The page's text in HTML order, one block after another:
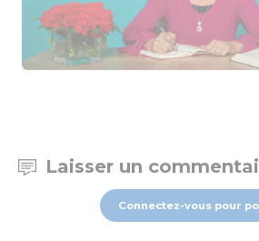
Laisser un
Connectez-vous pour